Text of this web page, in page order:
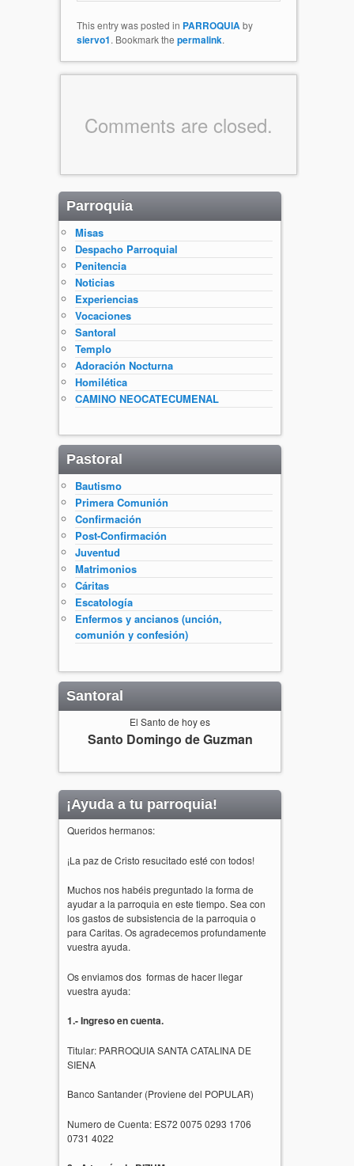
This entry was posted in PARROQUIAby
siervo1. Bookmark the permalink.
Comments are closed.
Parroquia
Misas
Despacho Parroquial
Penitencia
Noticias
Experiencias
Vocaciones
Santoral
Templo
Adoración Nocturna
Homilética
CAMINO NEOCATECUMENAL
Pastoral
Bautismo
Primera Comunión
Confirmación
Post-Confirmación
Juventud
Matrimonios
Cáritas
Escatología
Enfermos y ancianos (unción,
comunión y confesión)
Santoral
El Santo de hoy es
Santo Domingo de Guzman
¡Ayuda a tu parroquia!
Queridos hermanos:
¡La paz de Cristo resucitado esté con todos!
Muchos nos habéis preguntado la forma de
ayudar a la parroquia en este tiempo. Sea con
los gastos de subsistencia de la parroquia o
para Caritas. Os agradecemos profundamente
vuestra ayuda.
Os enviamos dos formas de hacer llegar
vuestra ayuda:
1.- Ingreso en cuenta.
Titular: PARROQUIA SANTA CATALINA DE
SIENA
Banco Santander (Proviene del POPULAR)
Numero de Cuenta: ES72 0075 0293 1706
0731 4022